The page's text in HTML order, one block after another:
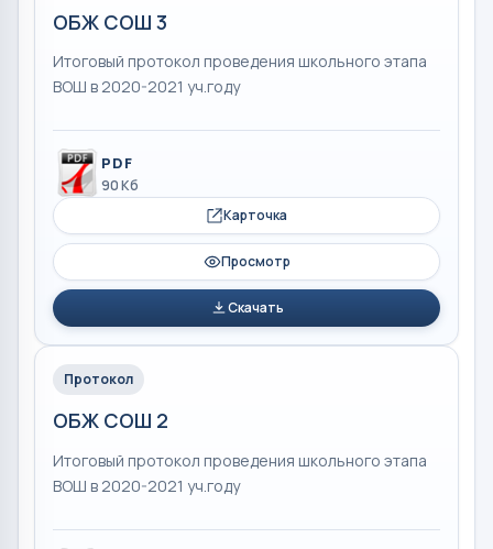
ОБЖ СОШ 3
Итоговый протокол проведения школьного этапа
ВОШ в 2020-2021 уч.году
PDF
90 Кб
Карточка
Просмотр
Скачать
Протокол
ОБЖ СОШ 2
Итоговый протокол проведения школьного этапа
ВОШ в 2020-2021 уч.году